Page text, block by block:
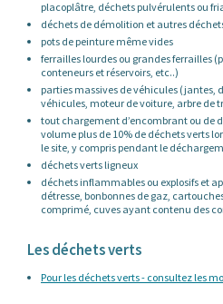
placoplâtre, déchets pulvérulents ou
déchets de démolition et autres
pots de peinture même vides
ferrailles lourdes ou grandes ferrailles
conteneurs et réservoirs, etc..)
parties massives de véhicules (jantes,
véhicules, moteur de voiture, arbre de
tout chargement d’encombrant ou de
volume plus de 10% de déchets verts
le site, y compris pendant le
déchets verts ligneux
déchets inflammables ou explosifs et
détresse, bonbonnes de gaz,
comprimé, cuves ayant contenu des
Les déchets verts
Pour les déchets verts - consultez les